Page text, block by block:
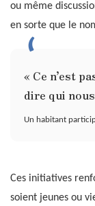
ou même
en sorte que le
« Ce n’est
dire qui
Un habitant
Ces initiatives
soient jeunes ou